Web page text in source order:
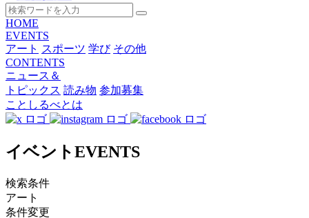
HOME
EVENTS
アート スポーツ 学び その他
CONTENTS
ニュース＆
トピックス 読み物 参加募集
ことしるべとは
イベントEVENTS
検索条件
アート
条件変更